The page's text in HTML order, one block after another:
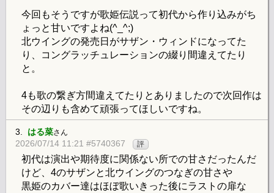
今回もそうですが歌姫伝説って初代から作り込みがち
ょっと甘いですよね(^_^;)
北ウイングの発売日がサザン・ウィンドになってた
り、コングラッチュレーションの綴り間違えてたり
と。
4も歌の繋ぎ方間違えてたりとありましたので次回作は
その辺りも含めて頑張ってほしいですね。
3. はる菜さん
2026/07/14 11:21 #5740367 評
初代は演出や期待度に関係ない所での甘さだったんだ
けど、4のサザンと北ウイングのつなぎの甘さや
黒姫のカバー達はほぼ歌いきった後にラストの扉な